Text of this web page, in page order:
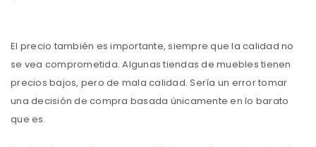
El precio también es importante, siempre que la calidad no
se vea comprometida. Algunas tiendas de muebles tienen
precios bajos, pero de mala calidad. Sería un error tomar
una decisión de compra basada únicamente en lo barato
que es.